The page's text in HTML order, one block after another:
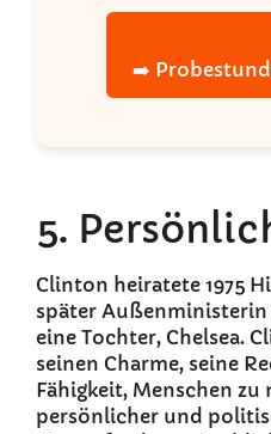
➡️
5.
Clinton heiratete 1975
später Außenministerin
eine Tochter, Chelsea.
seinen Charme, seine
Fähigkeit, Menschen
persönlicher und